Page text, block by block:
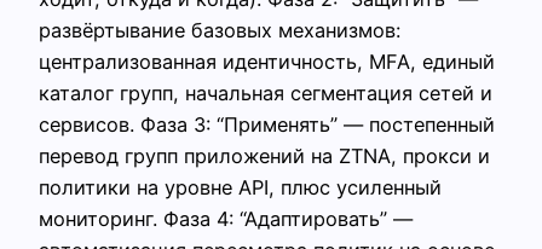
развёртывание базовых механизмов:
централизованная идентичность, MFA, единый
каталог групп, начальная сегментация сетей и
сервисов. Фаза 3: “Применять” — постепенный
перевод групп приложений на ZTNA, прокси и
политики на уровне API, плюс усиленный
мониторинг. Фаза 4: “Адаптировать” —